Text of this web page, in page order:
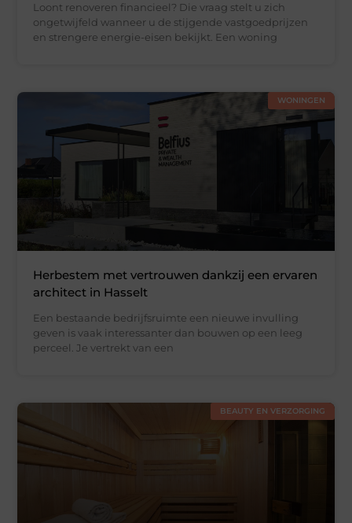
Loont renoveren financieel? Die vraag stelt u zich
ongetwijfeld wanneer u de stijgende vastgoedprijzen
en strengere energie-eisen bekijkt. Een woning
WONINGEN
Herbestem met vertrouwen dankzij een ervaren
architect in Hasselt
Een bestaande bedrijfsruimte een nieuwe invulling
geven is vaak interessanter dan bouwen op een leeg
perceel. Je vertrekt van een
BEAUTY EN VERZORGING